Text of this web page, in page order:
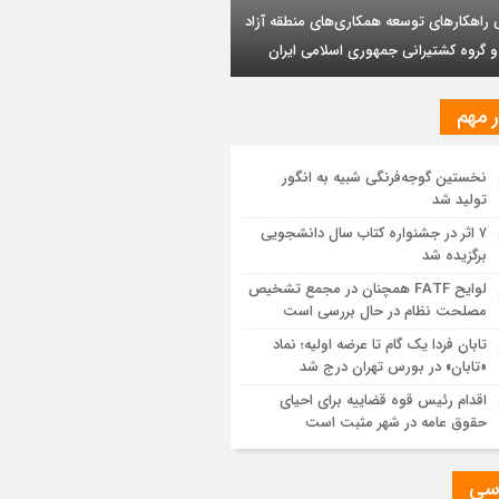
تبریز در مسیر تحقق صنعت سبز
نفت رسیده است
اولیه تابان فردا (بزرگترین عرضه اولیه
بورس) از نگاهی دیگر
موانع صادرات برق
بر تداوم حمایت از فاز دوم توسعه میدان
مهم
نخستین گوجه‌فرنگی شبیه به انگور
تولید شد
۷ اثر در جشنواره کتاب سال دانشجویی
برگزیده شد
لوایح FATF همچنان در مجمع تشخیص
مصلحت نظام در حال بررسی است
تابان فردا یک گام تا عرضه اولیه؛ نماد
«تابان» در بورس تهران درج شد
اقدام رئیس قوه قضاییه برای احیای
حقوق عامه در شهر مثبت است